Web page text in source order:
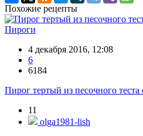
Похожие рецепты
Пироги
4 декабря 2016, 12:08
6
6184
Пирог тертый из песочного
11
olga1981-lish